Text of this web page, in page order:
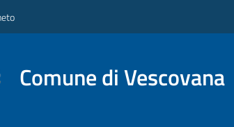
Comune di Vescovana